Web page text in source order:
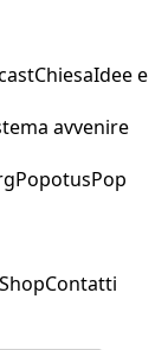
ChiesaIdee e
avvenire
PopotusPop
ShopContatti